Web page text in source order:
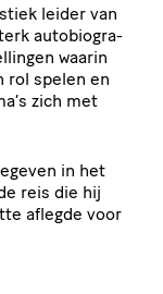
leider van
auto­bi­o­gra­
waarin
rol spelen en
zich met
in het
reis die hij
aflegde voor